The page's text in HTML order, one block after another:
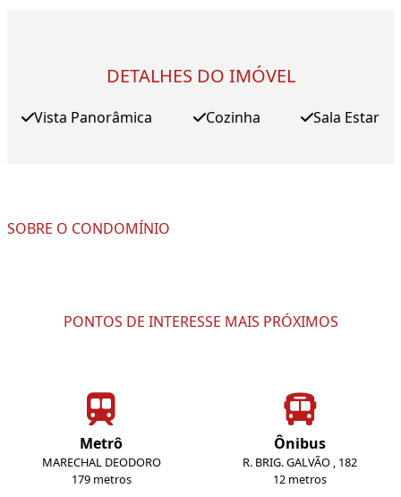
DETALHES DO IMÓVEL
Vista Panorâmica Cozinha Sala Estar
SOBRE O CONDOMÍNIO
PONTOS DE INTERESSE MAIS PRÓXIMOS
Metrô
MARECHAL DEODORO
179 metros
Ônibus
R. BRIG. GALVÃO , 182
12 metros